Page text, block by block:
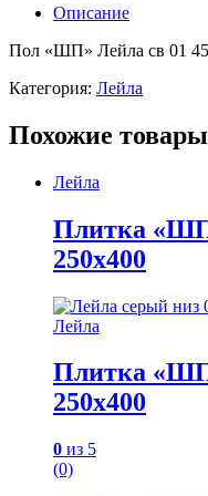
Описание
Пол «ШП» Лейла св 01
Категория: Лейла
Похожие товары
Лейла
Плитка
250х400
Лейла
Плитка
250х400
0 из 5
(0)